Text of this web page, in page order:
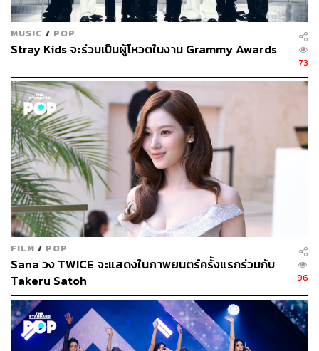
ABOUT THE AUTHOR
พรนภัส ชำนาญค้า
พิสูจน์อักษร สำนักข่าว THE STANDARD
MUSIC / POP
Stray Kids จะร่วมเป็นผู้โหวตในงาน Grammy Awards
73
FILM / POP
Sana วง TWICE จะแสดงในภาพยนตร์ครั้งแรกร่วมกับ
Takeru Satoh
96